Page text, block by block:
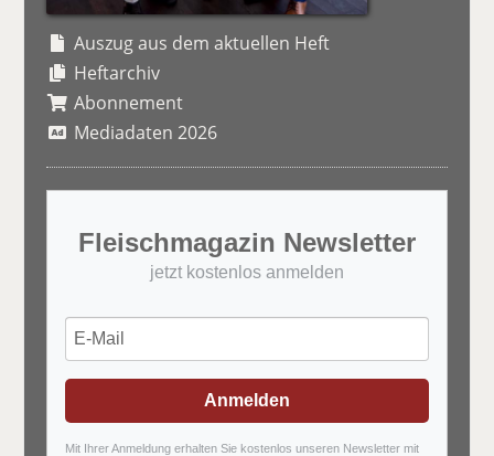
Auszug aus dem aktuellen Heft
Heftarchiv
Abonnement
Mediadaten 2026
Fleischmagazin Newsletter
jetzt kostenlos anmelden
Anmelden
Mit Ihrer Anmeldung erhalten Sie kostenlos unseren Newsletter mit